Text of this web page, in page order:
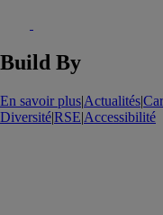
Build By
En savoir plus|Actualités|
Diversité|RSE|Accessibilité